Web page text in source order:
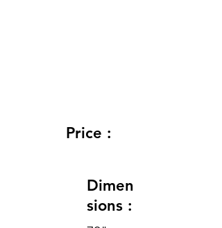
Price :
Dimen
sions :